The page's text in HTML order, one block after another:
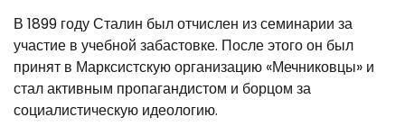
В 1899 году Сталин был отчислен из семинарии за
участие в учебной забастовке. После этого он был
принят в Марксистскую организацию «Мечниковцы» и
стал активным пропагандистом и борцом за
социалистическую идеологию.